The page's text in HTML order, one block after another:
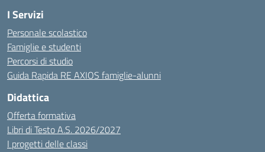
I Servizi
Personale scolastico
Famiglie e studenti
Percorsi di studio
Guida Rapida RE AXIOS famiglie-alunni
Didattica
Offerta formativa
Libri di Testo A.S. 2026/2027
I progetti delle classi